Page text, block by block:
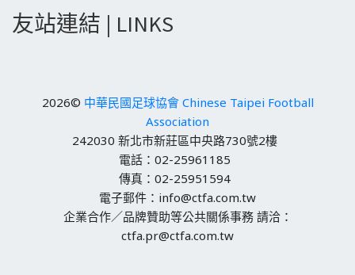
友站連結 | LINKS
2026© 中華民國足球協會 Chinese Taipei Football
Association
242030 新北市新莊區中央路730號2樓
電話：02-25961185
傳真：02-25951594
電子郵件：info@ctfa.com.tw
企業合作／品牌贊助等公共關係事務 請洽：
ctfa.pr@ctfa.com.tw